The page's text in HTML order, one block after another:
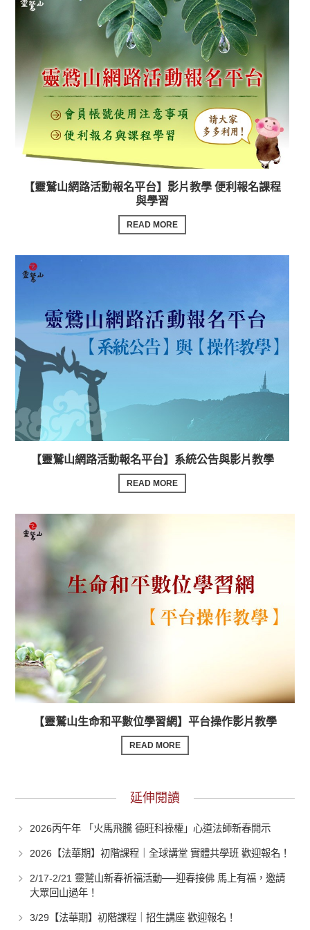
【靈鷲山網路活動報名平台】影片教學 便利報名課程
與學習
READ MORE
【靈鷲山網路活動報名平台】系統公告與影片教學
READ MORE
【靈鷲山生命和平數位學習網】平台操作影片教學
READ MORE
延伸閱讀
2026丙午年 「火馬飛騰 德旺科祿權」心道法師新春開示
2026【法華期】初階課程｜全球講堂 實體共學班 歡迎報名！
2/17-2/21 靈鷲山新春祈福活動──迎春接佛 馬上有福，邀請
大眾回山過年！
3/29【法華期】初階課程｜招生講座 歡迎報名！